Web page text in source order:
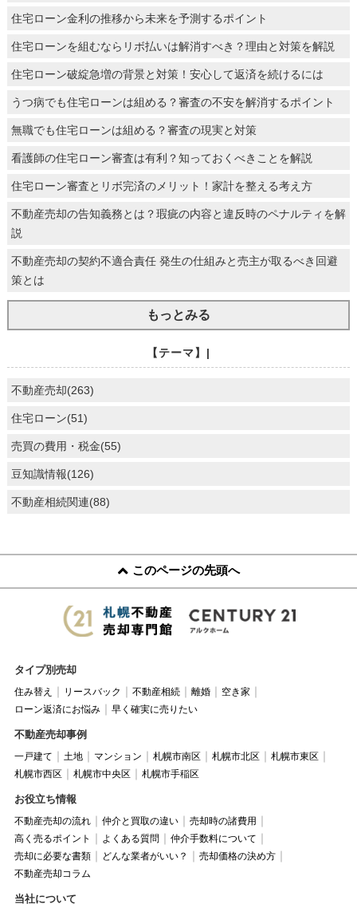
住宅ローン金利の推移から未来を予測するポイント
住宅ローンを組むならリボ払いは解消すべき？理由と対策を解説
住宅ローン破綻急増の背景と対策！安心して返済を続けるには
うつ病でも住宅ローンは組める？審査の不安を解消するポイント
無職でも住宅ローンは組める？審査の現実と対策
看護師の住宅ローン審査は有利？知っておくべきことを解説
住宅ローン審査とリボ完済のメリット！家計を整える考え方
不動産売却の告知義務とは？瑕疵の内容と違反時のペナルティを解
説
不動産売却の契約不適合責任 発生の仕組みと売主が取るべき回避
策とは
もっとみる
【テーマ】|
不動産売却(263)
住宅ローン(51)
売買の費用・税金(55)
豆知識情報(126)
不動産相続関連(88)
このページの先頭へ
タイプ別売却
住み替え リースバック 不動産相続 離婚
空き家
ローン返済にお悩み
早く確実に売りたい
不動産売却事例
一戸建て 土地 マンション 札幌市南区 札幌市北区
札幌市東区
札幌市西区
札幌市中央区 札幌市手稲区
お役立ち情報
不動産売却の流れ 仲介と買取の違い
売却時の諸費用
高く売るポイント
よくある質問
仲介手数料について
売却に必要な書類
どんな業者がいい？
売却価格の決め方
不動産売却コラム
当社について